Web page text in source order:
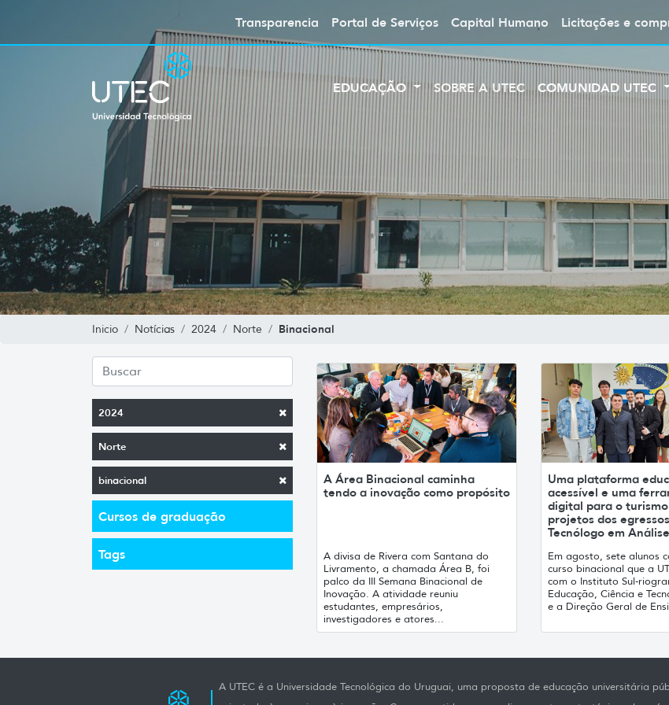
Transparencia Portal de Serviços Capital Humano Licitações e
EDUCAÇÃO SOBRE A UTEC COMUNIDAD UTEC
Inicio Notícias 2024 Norte Binacional
2024
Norte
binacional
Cursos de graduação
Tags
A Área Binacional caminha
tendo a inovação como propósito
A divisa de Rivera com Santana do
Livramento, a chamada Área B, foi
palco da III Semana Binacional de
Inovação. A atividade reuniu
estudantes, empresários,
investigadores e atores...
Uma plataforma
acessível e uma
digital para o
projetos dos
Tecnólogo em
Em agosto, sete alunos
curso binacional que a
com o Instituto Sul-
Educação, Ciência e
e a Direção Geral de
A UTEC é a Universidade Tecnológica do Uruguai, uma proposta de educação universitária